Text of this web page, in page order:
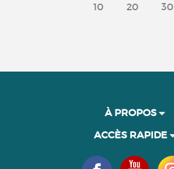
10 20 30
À PROPOS
ACCÈS RAPIDE